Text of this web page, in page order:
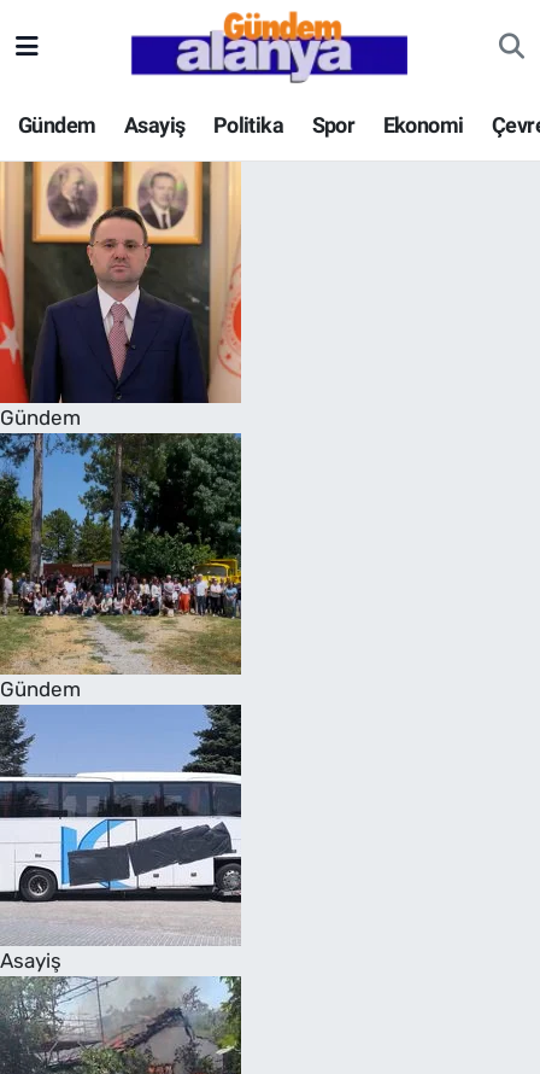
Gündem Asayiş Politika Spor Ekonomi
Gündem
Gündem
Asayiş